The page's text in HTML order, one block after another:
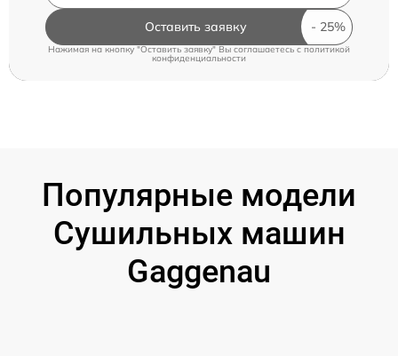
Оставить заявку
Нажимая на кнопку "Оставить заявку" Вы соглашаетесь cполитикой
конфиденциальности
Популярные модели
Сушильных машин
Gaggenau